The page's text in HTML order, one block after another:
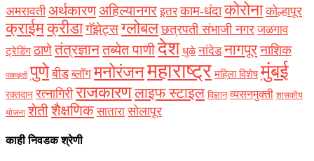
अमरावती अर्थकारणअहिल्यानगर इतर काम-धंदाकोरोना कोल्हापूर
क्राईमक्रीडागॅझेट्सग्लोबल छत्रपती संभाजी नगर जळगाव
ट्रेडिंग ठाणेतंत्रज्ञानतब्येत पाणीदेश धुळे नांदेड नागपूरनाशिक
पाककृती पुणे बीड ब्लॉग मनोरंजनमहाराष्ट्र महिला विशेष मुंबई
रक्‍तदान रत्नागिरी राजकारणलाइफ स्टाइल विज्ञान व्यसनमुक्ती शासकीय
योजना शेतीशैक्षणिक सातारा सोलापूर
काही निवडक श्रेणी